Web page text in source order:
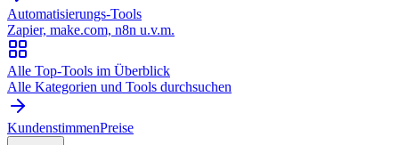
Automatisierungs-Tools
Zapier, make.com, n8n u.v.m.
Alle Top-Tools im Überblick
Alle Kategorien und Tools durchsuchen
KundenstimmenPreise